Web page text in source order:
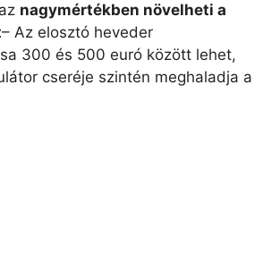
nagymértékben növelheti a
– Az elosztó heveder
300 és 500 euró között lehet,
cseréje szintén meghaladja a